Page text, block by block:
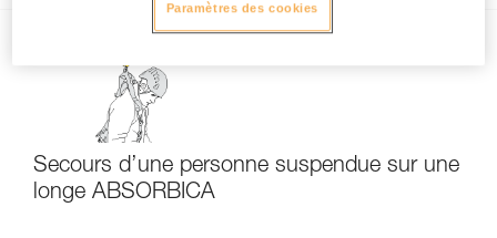
Secours d’une personne suspendue sur une
longe ABSORBICA
Paramètres des cookies